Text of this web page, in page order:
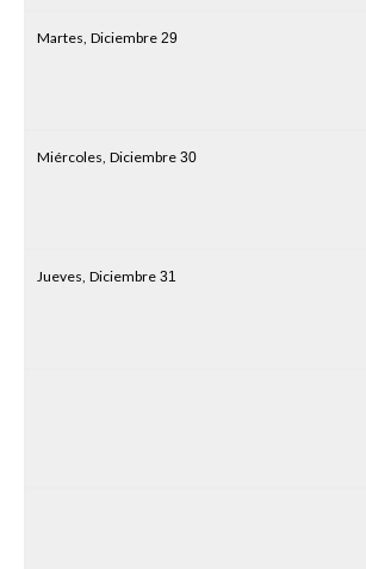
Martes, Diciembre 29
Miércoles, Diciembre 30
Jueves, Diciembre 31